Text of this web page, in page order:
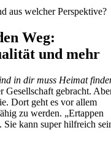
aus welcher Perspektive?
Weg:
und mehr
in dir muss Heimat
Gesellschaft gebracht.
Dort geht es vor allem
zu werden. „Ertappen
kann super hilfreich